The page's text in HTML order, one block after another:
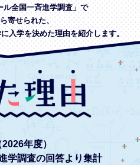
ル全国一斉進学調査」で
寄せられた、
入学を決めた理由を紹介します。
年度）
学調査の回答より集計